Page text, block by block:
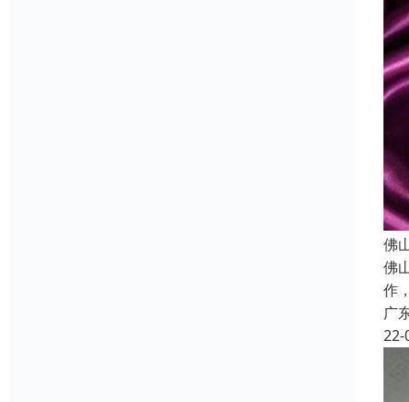
佛
佛
作
广
22-